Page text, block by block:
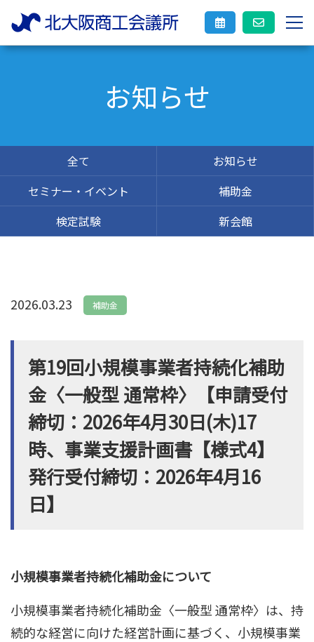
お知らせ
全て
お知らせ
セミナー・イベント
補助金
検定試験
新会館
2026.03.23 補助金
第19回小規模事業者持続化補助
金〈一般型 通常枠〉【申請受付
締切：2026年4月30日(木)17
時、事業支援計画書【様式4】
発行受付締切：2026年4月16
日】
小規模事業者持続化補助金について
小規模事業者持続化補助金〈一般型 通常枠〉は、持
続的な経営に向けた経営計画に基づく、小規模事業